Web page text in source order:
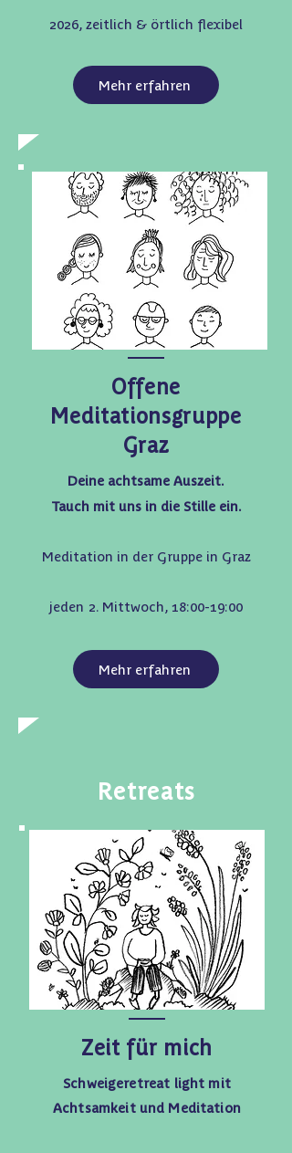
2026, zeitlich & örtlich flexibel
Mehr erfahren
Offene
Meditationsgruppe
Graz
Deine achtsame Auszeit.
Tauch mit uns in die Stille ein.
Meditation in der Gruppe in Graz
jeden 2. ​ ​Mittwoch, 18:00-19:00
Mehr erfahren
Retreats
Zeit für mich
Schweigeretreat light mit
Achtsamkeit und Meditation